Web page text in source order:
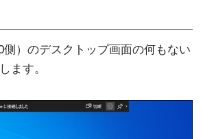
側）のデスクトップ画面の何もない
ます。